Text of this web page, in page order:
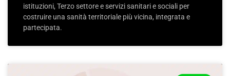
istituzioni, Terzo settore e servizi sanitari e sociali per
costruire una sanità territoriale più vicina, integrata e
partecipata.